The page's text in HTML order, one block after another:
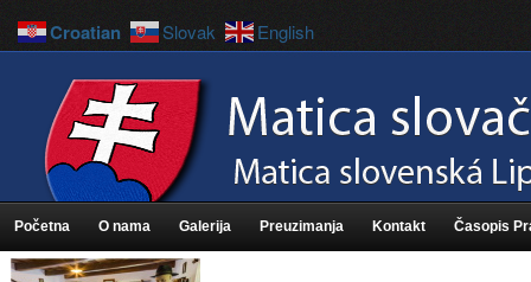
Početna O nama Galerija Preuzimanja Kontakt Časopis
Croatian Slovak English